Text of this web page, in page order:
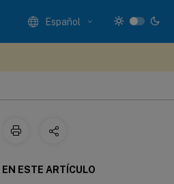
Español
EN ESTE ARTÍCULO